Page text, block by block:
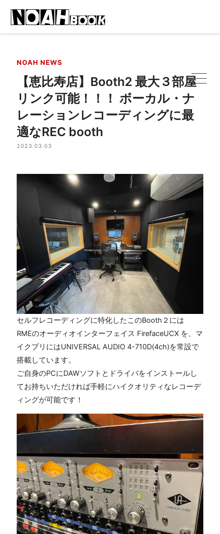
NOAH NEWS
【恵比寿店】Booth2 最大３部屋
リンク可能！！！ ボーカル・ナ
レーションレコーディングに最
適なREC booth
2023.03.03
セルフレコーディングに特化したこのBooth２には
RMEのオーディオインターフェイス FirefaceUCX を、マ
イクプリにはUNIVERSAL AUDIO 4-710D(4ch)を常設で
搭載しています。
ご自身のPCにDAWソフトとドライバをインストールし
てお持ちいただければ手軽にハイクオリティなレコーデ
ィングが可能です！